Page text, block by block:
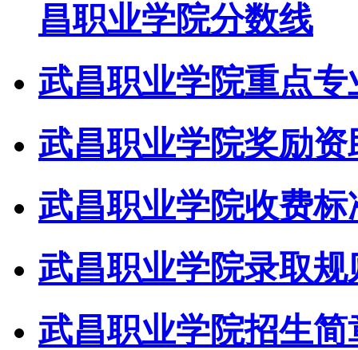
昌职业学院分数线
武昌职业学院重点专
武昌职业学院奖励资
武昌职业学院收费标
武昌职业学院录取规
武昌职业学院招生简